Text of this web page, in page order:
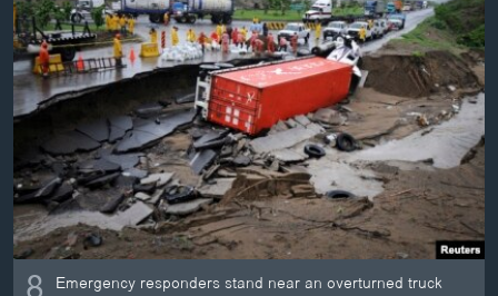
Emergency responders stand near an overturned truck